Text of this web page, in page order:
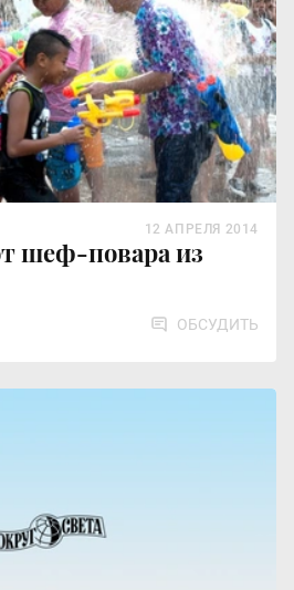
шеф-повара из
12 АПРЕЛЯ 2014
ОБСУДИТЬ